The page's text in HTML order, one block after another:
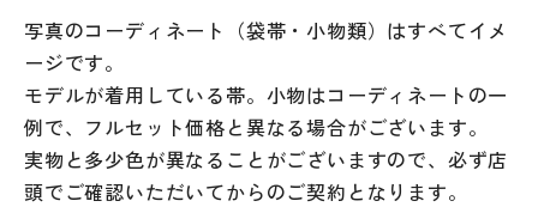
写真のコーディネート（袋帯・小物類）はすべてイメ
ージです。
モデルが着用している帯。小物はコーディネートの一
例で、フルセット価格と異なる場合がございます。
実物と多少色が異なることがございますので、必ず店
頭でご確認いただいてからのご契約となります。